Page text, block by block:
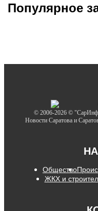
Популярное
© 2006-2026 ©
Новости Саратова и
Общество
ЖКХ и